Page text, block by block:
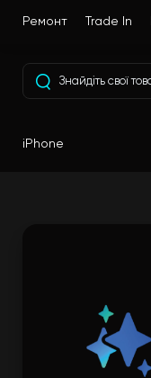
Ремонт Trade In
iPhone